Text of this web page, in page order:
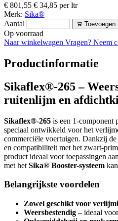
€ 801,55 € 34,85 per ltr
Merk: Sika®
Aantal
Toevoegen
Op voorraad
Naar winkelwagen Vragen? Neem
Productinformatie
Sikaflex®-265 –
ruitenlijm en
Sikaflex®-265 is een 1-component
speciaal ontwikkeld voor het
commerciële voertuigen. Dankzij
en compatibiliteit met het zwart-
product ideaal voor toepassingen
met het Sika® Booster-systeem
Belangrijkste voordelen
Zowel geschikt voor
Weersbestendig – ideaal